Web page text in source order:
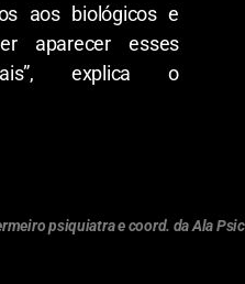
aos biológicos e
aparecer esses
explica o
psiquiatra e coord. da Ala